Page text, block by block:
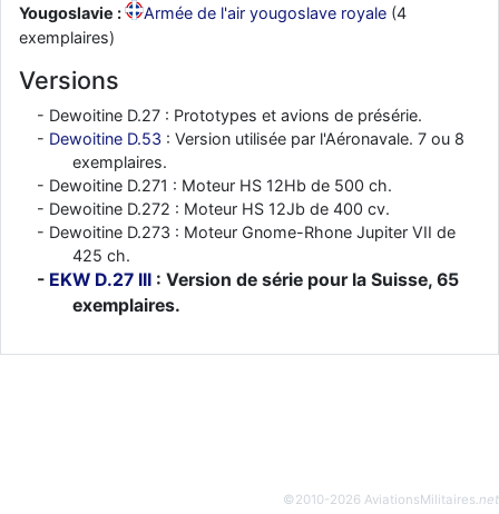
Yougoslavie :
Armée de l'air yougoslave royale (4
exemplaires)
Versions
Dewoitine D.27 : Prototypes et avions de présérie.
Dewoitine D.53 : Version utilisée par l'Aéronavale. 7 ou 8
exemplaires.
Dewoitine D.271 : Moteur HS 12Hb de 500 ch.
Dewoitine D.272 : Moteur HS 12Jb de 400 cv.
Dewoitine D.273 : Moteur Gnome-Rhone Jupiter VII de
425 ch.
EKW D.27 III : Version de série pour la Suisse, 65
exemplaires.
©2010-2026 AviationsMilitaires.net